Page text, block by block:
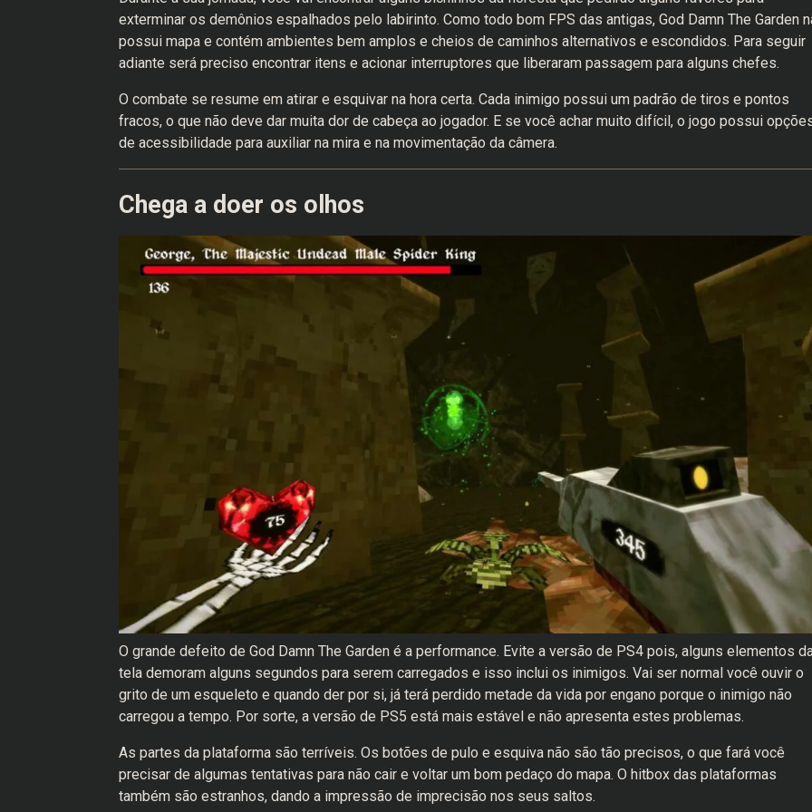
exterminar os demônios espalhados pelo labirinto. Como todo bom FPS das antigas, God Damn The Garden
possui mapa e contém ambientes bem amplos e cheios de caminhos alternativos e escondidos. Para seguir
adiante será preciso encontrar itens e acionar interruptores que liberaram passagem para alguns chefes.
O combate se resume em atirar e esquivar na hora certa. Cada inimigo possui um padrão de tiros e pontos
fracos, o que não deve dar muita dor de cabeça ao jogador. E se você achar muito difícil, o jogo possui
de acessibilidade para auxiliar na mira e na movimentação da câmera.
Chega a doer os olhos
O grande defeito de God Damn The Garden é a performance. Evite a versão de PS4 pois, alguns elementos
tela demoram alguns segundos para serem carregados e isso inclui os inimigos. Vai ser normal você ouvir o
grito de um esqueleto e quando der por si, já terá perdido metade da vida por engano porque o inimigo não
carregou a tempo. Por sorte, a versão de PS5 está mais estável e não apresenta estes problemas.
As partes da plataforma são terríveis. Os botões de pulo e esquiva não são tão precisos, o que fará você
precisar de algumas tentativas para não cair e voltar um bom pedaço do mapa. O hitbox das plataformas
também são estranhos, dando a impressão de imprecisão nos seus saltos.